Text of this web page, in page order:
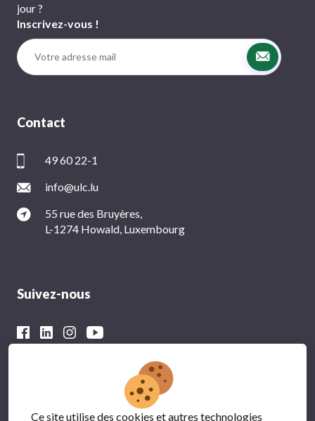
jour ?
Inscrivez-vous !
Contact
49 60 22-1
info@ulc.lu
55 rue des Bruyères,
L-1274 Howald, Luxembourg
Suivez-nous
Avec le soutien financier du
Ce site utilise des cookies et autres technologies